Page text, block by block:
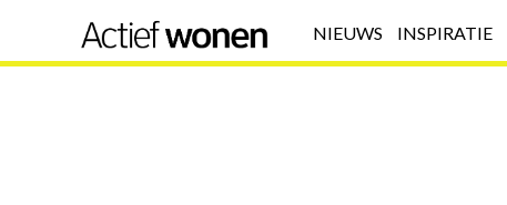
NIEUWS INSPIRATIE